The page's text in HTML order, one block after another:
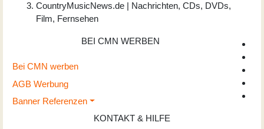
CountryMusicNews.de | Nachrichten, CDs, DVDs,
Film, Fernsehen
BEI CMN WERBEN
Bei CMN werben
AGB Werbung
Banner Referenzen
KONTAKT & HILFE